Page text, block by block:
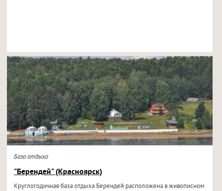
База отдыха
"Берендей" (Красноярск)
Круглогодичная база отдыха Берендей расположена в живописном